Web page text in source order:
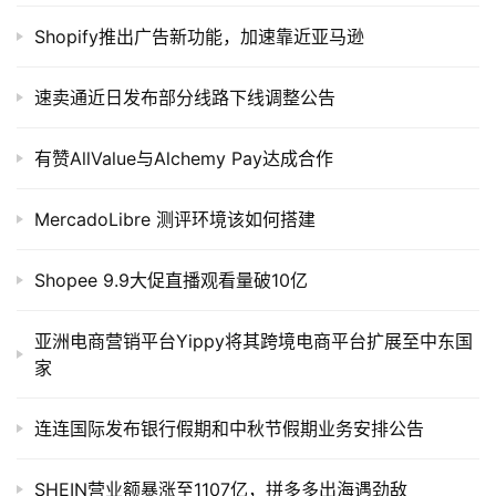
Shopify推出广告新功能，加速靠近亚马逊
速卖通近日发布部分线路下线调整公告
有赞AllValue与Alchemy Pay达成合作
MercadoLibre 测评环境该如何搭建
Shopee 9.9大促直播观看量破10亿
亚洲电商营销平台Yippy将其跨境电商平台扩展至中东国
家
连连国际发布银行假期和中秋节假期业务安排公告
SHEIN营业额暴涨至1107亿，拼多多出海遇劲敌